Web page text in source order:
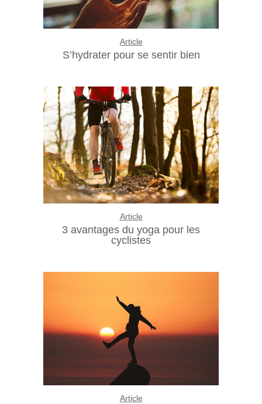
Article
S’hydrater pour se sentir bien
Article
3 avantages du yoga pour les
cyclistes
Article